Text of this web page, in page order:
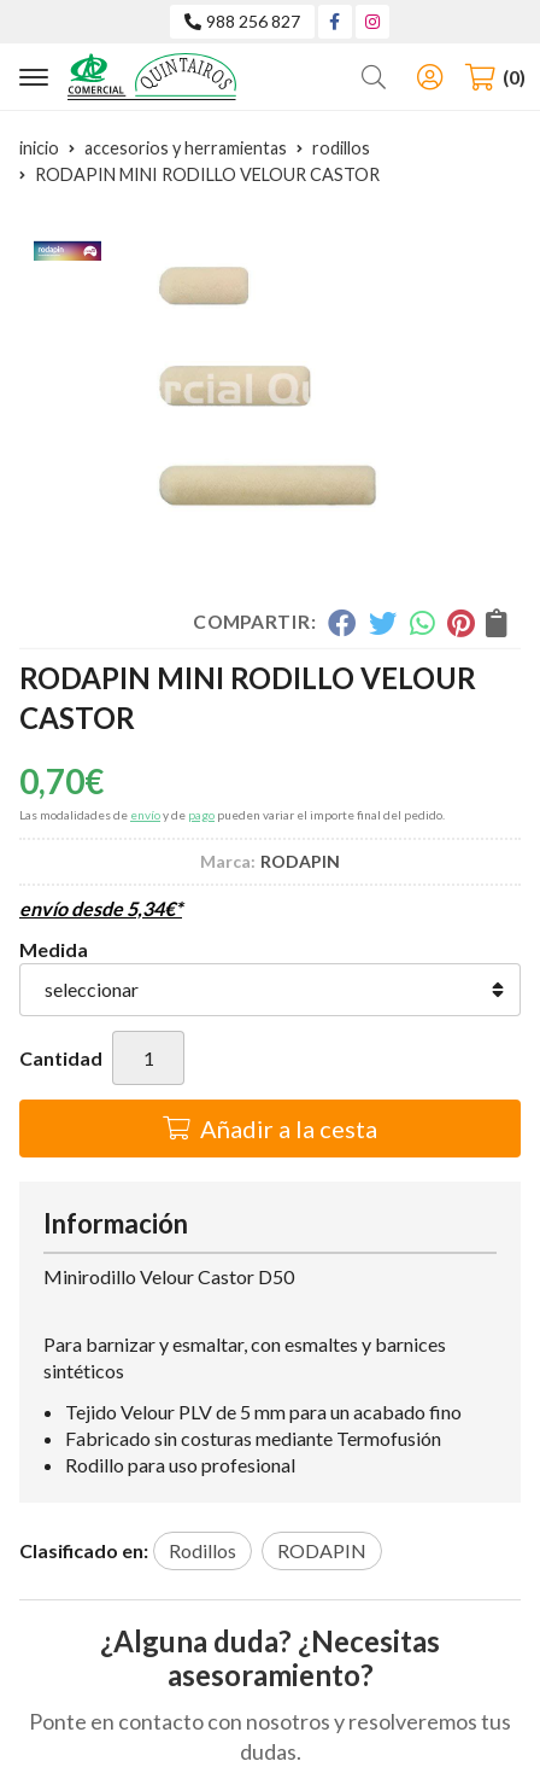
988 256 827
Buscar 0
inicio accesorios y herramientas
rodillos
RODAPIN MINI RODILLO VELOUR CASTOR
COMPARTIR:
RODAPIN MINI RODILLO VELOUR
CASTOR
0,70€
Las modalidades de envíoy de pago pueden variar el importe final del pedido.
Marca: RODAPIN
envío desde5,34€*
Medida
Cantidad
Añadir a la cesta
Información
Minirodillo Velour Castor D50
Para barnizar y esmaltar, con esmaltes y barnices
sintéticos
Tejido Velour PLV de 5 mm para un acabado fino
Fabricado sin costuras mediante Termofusión
Rodillo para uso profesional
Clasificado en: Rodillos RODAPIN
¿Alguna duda? ¿Necesitas
asesoramiento?
Ponte en contacto con nosotros y resolveremos tus
dudas.